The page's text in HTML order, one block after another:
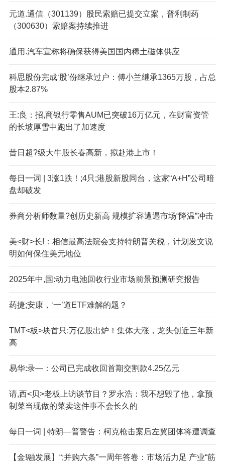
元道.通信（301139）股民索赔已提交立案，普利制药
（300630）索赔案持续推进
通用.汽车宣称将确保获得美国国内稀土磁体供应
科思股份完成‘股’份继承过户：傅小兰继承1365万股，占总
股本2.87%
王:良：招,商银行零售AUM已突破16万亿元，在财富资管
的长坡厚雪中跑出了加速度
昔日超?级大牛股长春高新，拟赴港上市！
每日一词 | 3涨1跌！;4只;港股新股同台，这家“A+H”公司暗
盘却破发
券商分析师数量?创历史新高 规模扩容遭遇市场“降温”冲击
美<财>长!：相信最高法院会支持特朗普关税，计划发文说
明如何保住美元地位
2025年中,国:动力电池回收行业市场前景预测研究报告
药捷;安康，‘一’道ETF难解的题？
TMT<板>块首只:万亿股出炉！集体大涨，龙头创近三年新
高
易华:录—：公司已完成收回首期交割款4.25亿元
请,西<贝>老板上访谈节目？罗永浩：我不想毁了他，拿预
制菜当现做的菜卖这件事不会长久的
每日一词 | 特朗—普警告：柯克枪击案后左翼团体将遭调查
【金!融发展】“;并购六条”一周年答卷：市场活力足 产业“筋